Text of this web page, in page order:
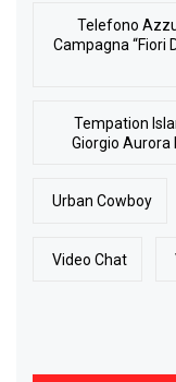
Telefono
Campagna “Fiori
Tempation
Giorgio Aurora
Urban Cowboy
Video Chat